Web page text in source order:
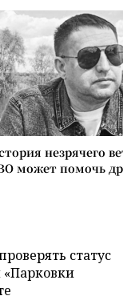
незрячего
может помочь
статус